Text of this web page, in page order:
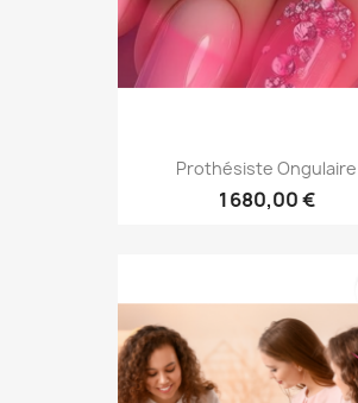
Prothésiste Ongulaire
1 680,00 €